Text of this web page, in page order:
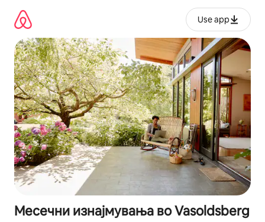
содржина
Use app
Месечни изнајмувања во Vasoldsberg